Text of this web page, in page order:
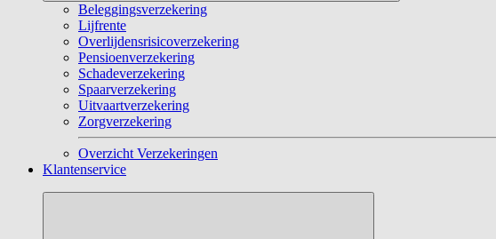
Beleggingsverzekering
Lijfrente
Overlijdensrisicoverzekering
Pensioenverzekering
Schadeverzekering
Spaarverzekering
Uitvaartverzekering
Zorgverzekering
Overzicht Verzekeringen
Klantenservice